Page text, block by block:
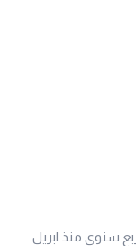
سنوي منذ ابريل